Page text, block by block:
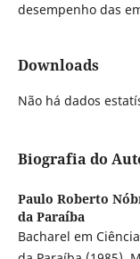
desempenho das
Downloads
Não há dados
Biografia do
Paulo Roberto
da Paraíba
Bacharel em